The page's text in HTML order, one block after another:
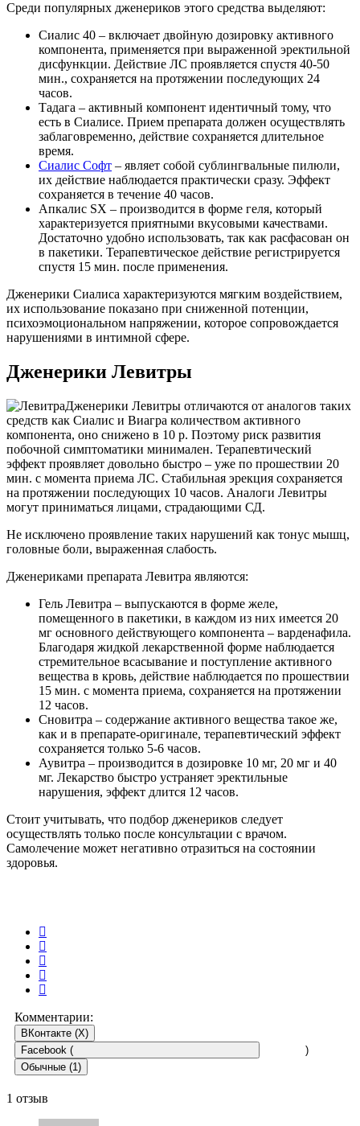
Среди популярных дженериков этого средства выделяют:
Сиалис 40 – включает двойную дозировку активного
компонента, применяется при выраженной эректильной
дисфункции. Действие ЛС проявляется спустя 40-50
мин., сохраняется на протяжении последующих 24
часов.
Тадага – активный компонент идентичный тому, что
есть в Сиалисе. Прием препарата должен осуществлять
заблаговременно, действие сохраняется длительное
время.
Сиалис Софт – являет собой сублингвальные пилюли,
их действие наблюдается практически сразу. Эффект
сохраняется в течение 40 часов.
Апкалис SX – производится в форме геля, который
характеризуется приятными вкусовыми качествами.
Достаточно удобно использовать, так как расфасован он
в пакетики. Терапевтическое действие регистрируется
спустя 15 мин. после применения.
Дженерики Сиалиса характеризуются мягким воздействием,
их использование показано при сниженной потенции,
психоэмоциональном напряжении, которое сопровождается
нарушениями в интимной сфере.
Дженерики Левитры
Дженерики Левитры отличаются от аналогов таких
средств как Сиалис и Виагра количеством активного
компонента, оно снижено в 10 р. Поэтому риск развития
побочной симптоматики минимален. Терапевтический
эффект проявляет довольно быстро – уже по прошествии 20
мин. с момента приема ЛС. Стабильная эрекция сохраняется
на протяжении последующих 10 часов. Аналоги Левитры
могут приниматься лицами, страдающими СД.
Не исключено проявление таких нарушений как тонус мышц,
головные боли, выраженная слабость.
Дженериками препарата Левитра являются:
Гель Левитра – выпускаются в форме желе,
помещенного в пакетики, в каждом из них имеется 20
мг основного действующего компонента – варденафила.
Благодаря жидкой лекарственной форме наблюдается
стремительное всасывание и поступление активного
вещества в кровь, действие наблюдается по прошествии
15 мин. с момента приема, сохраняется на протяжении
12 часов.
Сновитра – содержание активного вещества такое же,
как и в препарате-оригинале, терапевтический эффект
сохраняется только 5-6 часов.
Аувитра – производится в дозировке 10 мг, 20 мг и 40
мг. Лекарство быстро устраняет эректильные
нарушения, эффект длится 12 часов.
Стоит учитывать, что подбор дженериков следует
осуществлять только после консультации с врачом.
Самолечение может негативно отразиться на состоянии
здоровья.
Комментарии:
ВКонтакте (X)
Facebook (
)
Обычные (1)
1 отзыв